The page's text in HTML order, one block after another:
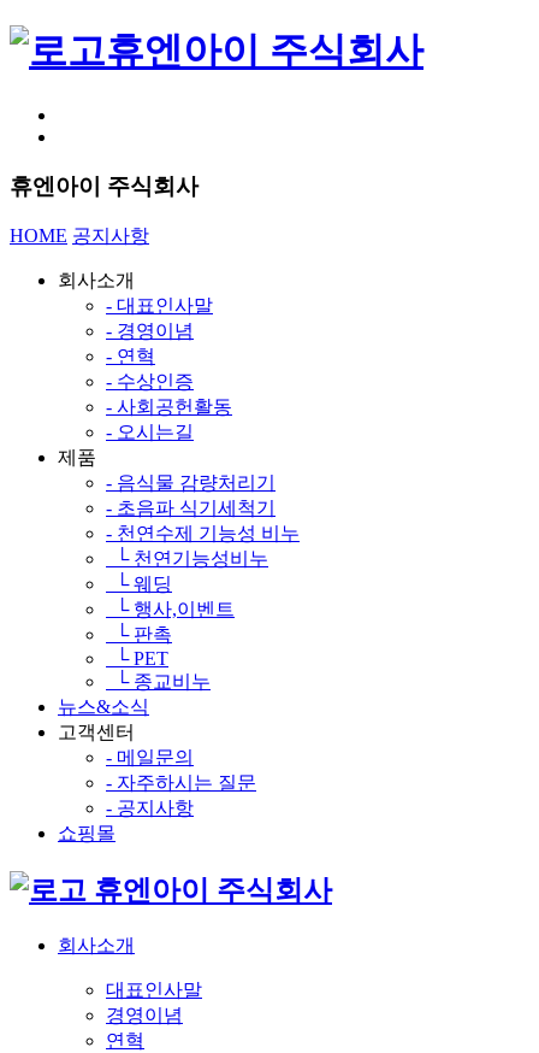
휴엔아이 주식회사
휴엔아이 주식회사
HOME 공지사항
회사소개
- 대표인사말
- 경영이념
- 연혁
- 수상인증
- 사회공헌활동
- 오시는길
제품
- 음식물 감량처리기
- 초음파 식기세척기
- 천연수제 기능성 비누
└ 천연기능성비누
└ 웨딩
└ 행사,이벤트
└ 판촉
└ PET
└ 종교비누
뉴스&소식
고객센터
- 메일문의
- 자주하시는 질문
- 공지사항
쇼핑몰
휴엔아이 주식회사
회사소개
대표인사말
경영이념
연혁